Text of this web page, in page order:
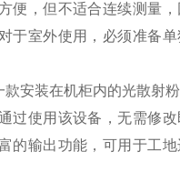
便，但不适合连续测量，
于室外使用，必须准备单
安装在机柜内的光散射粉
过使用该设备，无需修改
的输出功能，可用于工地